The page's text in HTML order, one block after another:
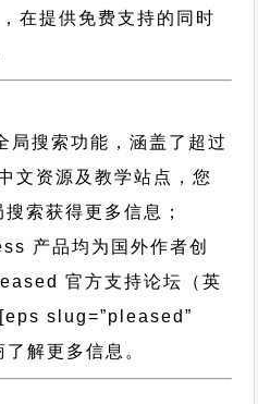
在提供免费支持的同时
局搜索功能，涵盖了超过
文资源及教学站点，您
搜索获得更多信息；
产品均为国外作者创
官方支持论坛
（英
slug=”pleased”
解更多信息。